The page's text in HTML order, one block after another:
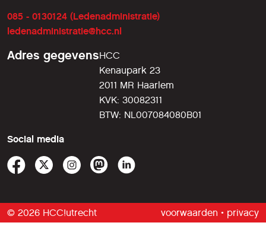
085 - 0130124 (Ledenadministratie)
ledenadministratie@hcc.nl
Adres gegevensHCC
Kenaupark 23
2011 MR Haarlem
KVK: 30082311
BTW: NL007084080B01
Social media
© 2026 HCC!utrecht voorwaarden • privacy